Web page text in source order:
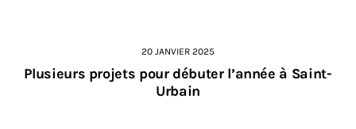
20 JANVIER 2025
Plusieurs projets pour débuter l’année à Saint-
Urbain